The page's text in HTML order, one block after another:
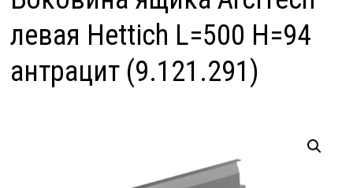
левая Hettich L=500 H=94
антрацит (9.121.291)